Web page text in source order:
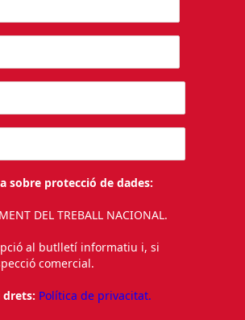
sobre protecció de dades:
DEL TREBALL NACIONAL.
al butlletí informatiu i, si
comercial.
drets: Política de privacitat.